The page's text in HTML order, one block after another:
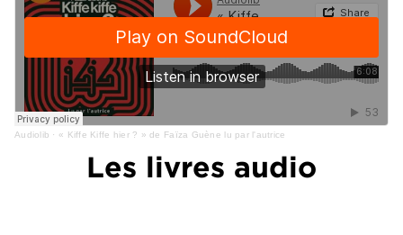
Audiolib · « Kiffe Kiffe hier ? » de Faïza Guène lu par l'autrice
Les livres audio